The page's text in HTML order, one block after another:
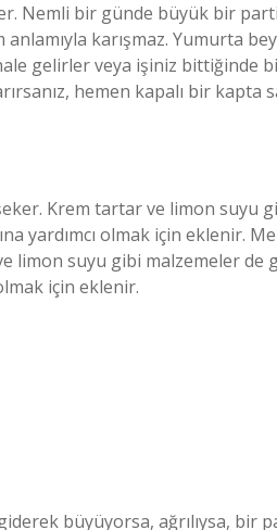
Nemli bir günde büyük bir parti
karışmaz. Yumurta
gelirler veya işiniz bittiğinde
hemen kapalı bir kapta
Krem tartar ve limon suyu
yardımcı olmak için eklenir.
limon suyu gibi malzemeler de
için eklenir.
büyüyorsa, ağrılıysa, bir